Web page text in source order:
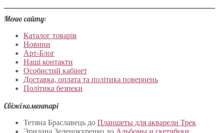
Меню сайту:
Каталог товарів
Новини
Арт-Блог
Наші контакти
Особистий кабінет
Доставка, оплата та політика повернень
Політика безпеки
Свіжі коментарі
Тетяна Браславець до Планшеты для акварели Трек
Эридана Зеленокуренко до Альбомы и скетчбуки